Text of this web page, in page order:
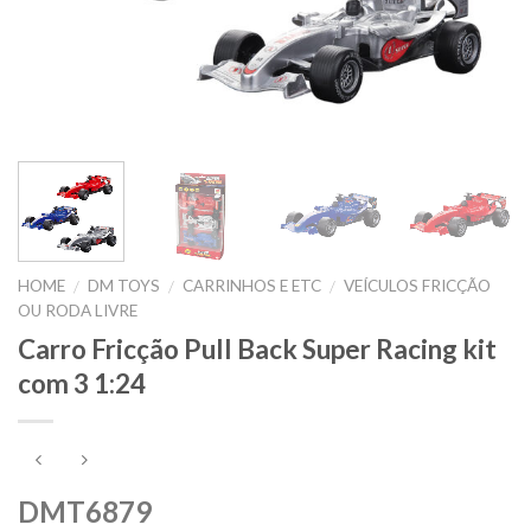
HOME / DM TOYS / CARRINHOS E ETC / VEÍCULOS FRICÇÃO
OU RODA LIVRE
Carro Fricção Pull Back Super Racing kit
com 3 1:24
DMT6879